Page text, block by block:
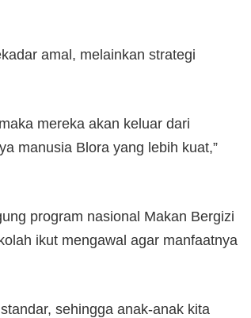
amal, melainkan strategi
mereka akan keluar dari
manusia Blora yang lebih kuat,”
program nasional Makan Bergizi
ikut mengawal agar manfaatnya
sehingga anak-anak kita